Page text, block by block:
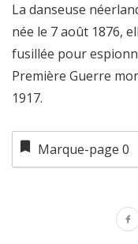
La danseuse
née le 7 août 1876,
fusillée pour
Première Guerre
1917.
Marque-page 0